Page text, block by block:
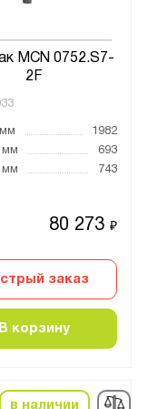
MCN 0752.S7-
2F
1982
мм
693
мм
743
80 273₽
заказ
В корзину
в наличии